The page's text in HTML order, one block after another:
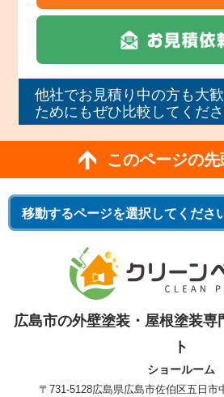
他社でお見積り中の方も大
ためにもぜひ比較してくださ
このページの
広島市の外壁塗装・屋根塗装専
ト
ショールーム
〒731-5128広島県広島市佐伯区五日市